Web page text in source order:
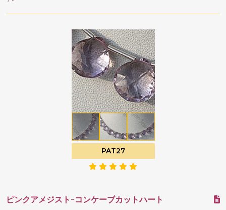
PAT27
ピンクアメジスト-コンケーブカットハート